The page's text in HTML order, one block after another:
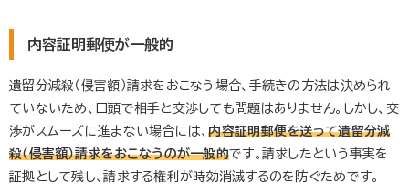
内容証明郵便が一般的
遺留分減殺（侵害額）請求をおこなう場合、手続きの方法は決められ
ていないため、口頭で相手と交渉しても問題はありません。しかし、交
渉がスムーズに進まない場合には、内容証明郵便を送って遺留分減
殺（侵害額）請求をおこなうのが一般的です。請求したという事実を
証拠として残し、請求する権利が時効消滅するのを防ぐためです。